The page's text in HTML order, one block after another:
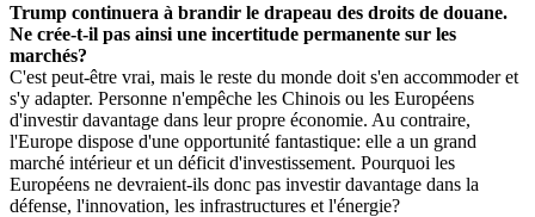
Trump continuera à brandir le drapeau des droits de douane.
Ne crée-t-il pas ainsi une incertitude permanente sur les
marchés?
C'est peut-être vrai, mais le reste du monde doit s'en accommoder et
s'y adapter. Personne n'empêche les Chinois ou les Européens
d'investir davantage dans leur propre économie. Au contraire,
l'Europe dispose d'une opportunité fantastique: elle a un grand
marché intérieur et un déficit d'investissement. Pourquoi les
Européens ne devraient-ils donc pas investir davantage dans la
défense, l'innovation, les infrastructures et l'énergie?